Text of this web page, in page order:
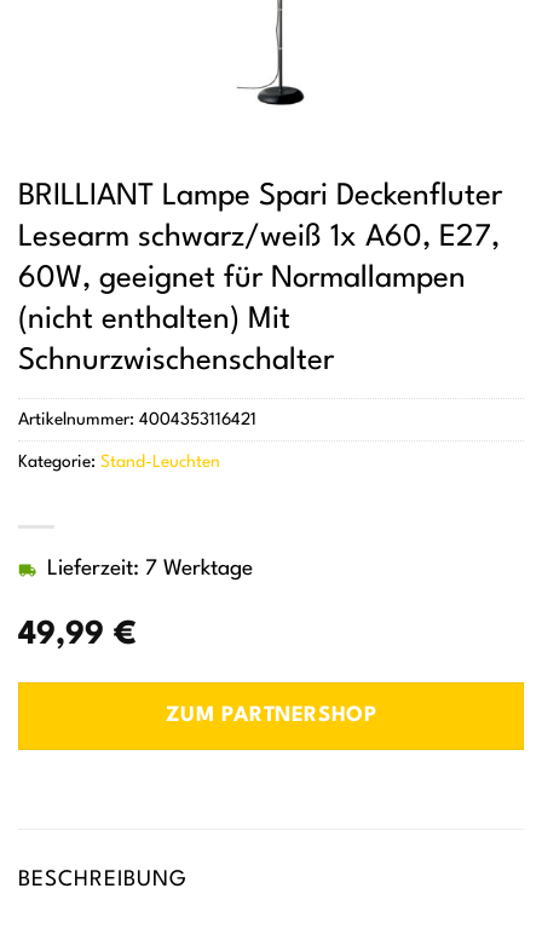
BRILLIANT Lampe Spari Deckenfluter
Lesearm schwarz/weiß 1x A60, E27,
60W, geeignet für Normallampen
(nicht enthalten) Mit
Schnurzwischenschalter
49,99 €
Lieferzeit: 7 Werktage
ZUM PARTNERSHOP
Artikelnummer: 4004353116421
Kategorie: Stand-Leuchten
BESCHREIBUNG